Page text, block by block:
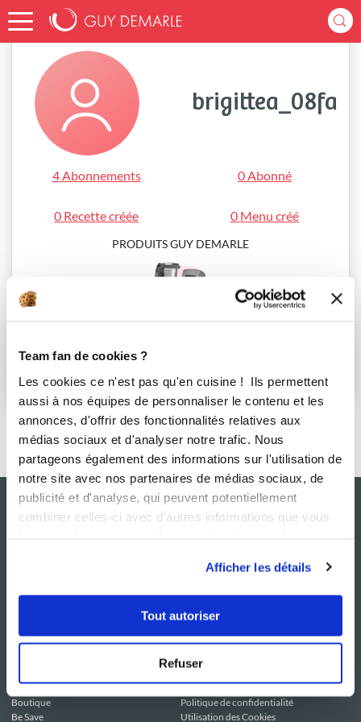
Team fan de cookies ?
Les cookies ce n'est pas qu'en cuisine ! Ils permettent
aussi à nos équipes de personnaliser le contenu et les
annonces, d'offrir des fonctionnalités relatives aux
médias sociaux et d'analyser notre trafic. Nous
partageons également des informations sur l'utilisation de
notre site avec nos partenaires de médias sociaux, de
publicité et d'analyse, qui peuvent potentiellement
combiner celles-ci avec d'autres informations que vous
Afficher les détails
Tout autoriser
Refuser
Accueil brigittea_08fa
brigittea_08fa
4 Abonnements 0 Abonné
0 Recette créée 0 Menu créé
PRODUITS GUY DEMARLE
NOS SITES
Le Mag'
Boutique
Be Save
SERVICE CONSO
Contactez-nous
Mentions légales
Politique de confidentialité
Utilisation des Cookies